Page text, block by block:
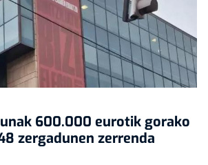
600.000 eurotik gorako
zergadunen zerrenda